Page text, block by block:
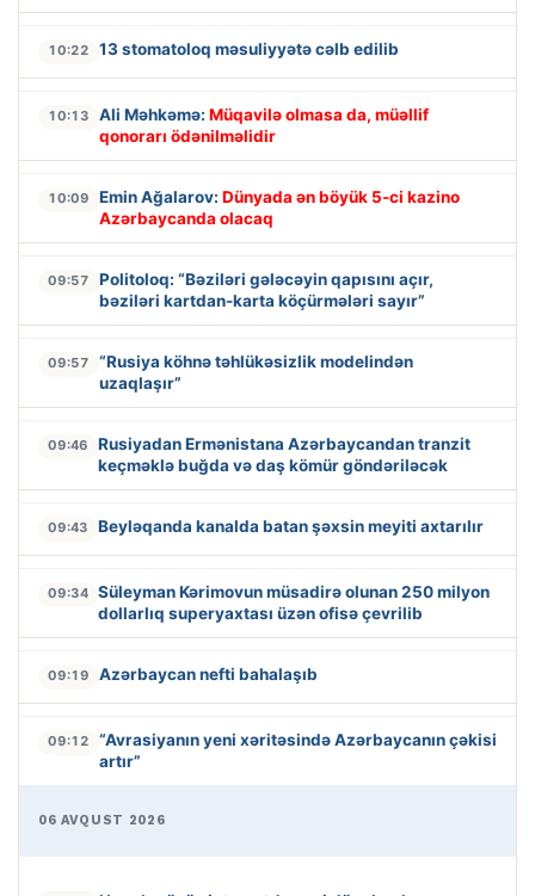
10:22 13 stomatoloq məsuliyyətə cəlb edilib
10:13 Ali Məhkəmə: Müqavilə olmasa da, müəllif
qonorarı ödənilməlidir
10:09 Emin Ağalarov: Dünyada ən böyük 5-ci kazino
Azərbaycanda olacaq
09:57
Politoloq: “Bəziləri gələcəyin qapısını açır,
bəziləri kartdan-karta köçürmələri sayır”
09:57
“Rusiya köhnə təhlükəsizlik modelindən
uzaqlaşır”
09:46
Rusiyadan Ermənistana Azərbaycandan tranzit
keçməklə buğda və daş kömür göndəriləcək
09:43 Beyləqanda kanalda batan şəxsin meyiti axtarılır
09:34 Süleyman Kərimovun müsadirə olunan 250 milyon
dollarlıq superyaxtası üzən ofisə çevrilib
09:19 Azərbaycan nefti bahalaşıb
09:12
“Avrasiyanın yeni xəritəsində Azərbaycanın çəkisi
artır”
06 AVQUST 2026